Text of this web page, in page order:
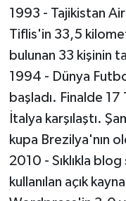
1993 - Tajikistan
Tiflis'in 33,5
bulunan 33 kişinin
1994 - Dünya
başladı. Finalde
İtalya karşılaştı.
kupa Brezilya'nın
2010 - Sıklıkla
kullanılan açık